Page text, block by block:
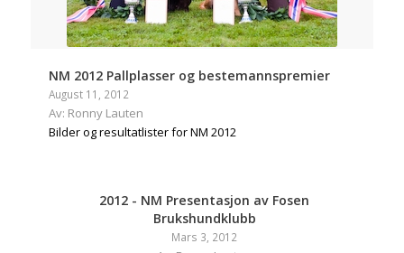
NM 2012 Pallplasser og bestemannspremier
August 11, 2012
Av: Ronny Lauten
Bilder og resultatlister for NM 2012
2012 - NM Presentasjon av Fosen
Brukshundklubb
Mars 3, 2012